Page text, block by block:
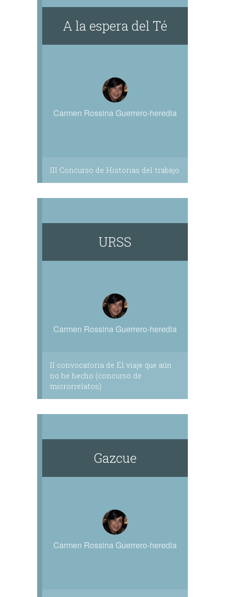
A la espera del Té
Carmen Rossina Guerrero-heredia
III Concurso de Historias del trabajo
URSS
Carmen Rossina Guerrero-heredia
II convocatoria de El viaje que aún
no he hecho (concurso de
microrrelatos)
Gazcue
Carmen Rossina Guerrero-heredia